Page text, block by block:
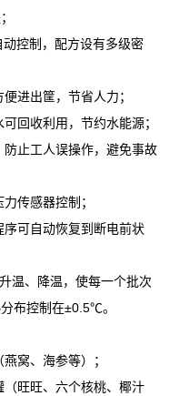
控制，配方设有多级密
进出筐，节省人力；
收利用，节约水能源；
止工人误操作，避免事故
传感器控制；
可自动恢复到断电前状
、降温， 使每一个批次
布控制在±0.5℃。
窝、海参等）；
旺旺、六个核桃、椰汁